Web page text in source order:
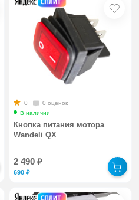
0
0 оценок
В наличии
Кнопка питания мотора
Wandeli QX
2 490₽
690₽